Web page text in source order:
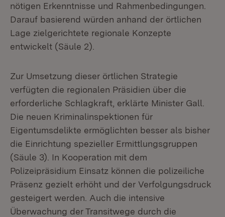
nötigen Erkenntnisse und Rahmenbedingungen.
Darauf basierend würden anhand der örtlichen
Lage zielgerichtete regionale Konzepte
entwickelt (Säule 2).
Zur Umsetzung dieser örtlichen Strategie
verfügten die regionalen Präsidien über die
erforderliche Schlagkraft, erklärte Minister Gall.
Die neuen Kriminalinspektionen für
Eigentumsdelikte ermöglichten besser als bisher
die Einrichtung spezieller Ermittlungsgruppen
(Säule 3). In Kooperation mit dem
Polizeipräsidium Einsatz können die polizeiliche
Präsenz gezielt erhöht und der Verfolgungsdruck
gesteigert werden. Auch die intensive
Überwachung der Transitwege durch die